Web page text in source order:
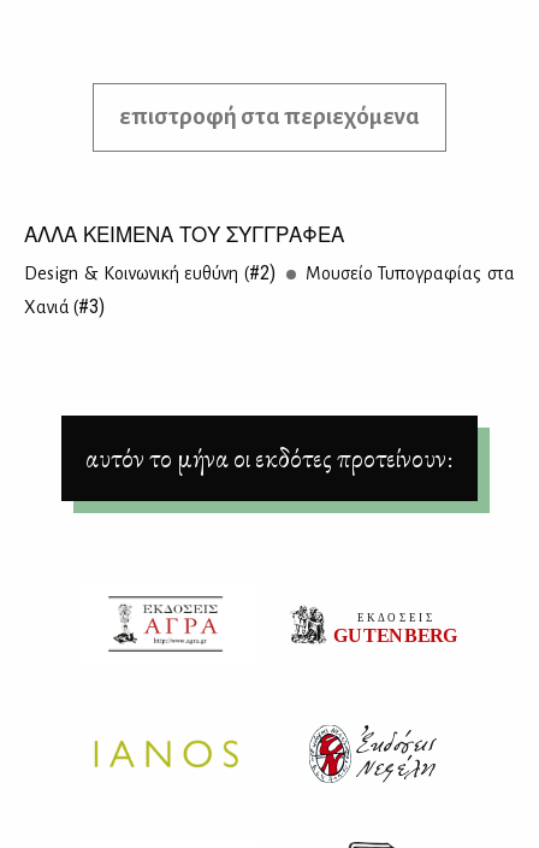
επιστροφή στα περιεχόμενα
ΑΛΛΑ ΚΕΙΜΕΝΑ ΤΟΥ ΣΥΓΓΡΑΦΕΑ
Design & Κοι­νω­νι­κή ευ­θύ­νη (#2)
Μου­σείο Τυ­πο­γρα­φί­ας στα
Χα­νιά (#3)
αυτόν το μήνα οι εκδότες προτείνουν: